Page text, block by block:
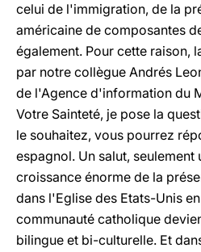
celui de l'immigration, de la
américaine de composantes
également. Pour cette raison,
par notre collègue Andrés
de l'Agence d'information du
Votre Sainteté, je pose la
le souhaitez, vous pourrez
espagnol. Un salut, seulement
croissance énorme de la
dans l'Eglise des Etats-Unis
communauté catholique
bilingue et bi-culturelle. Et